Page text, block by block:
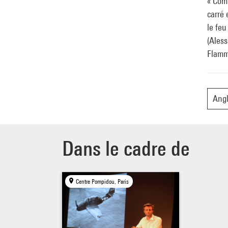
carré
le feu
Dans le cadre de
Centre Pompidou, Paris